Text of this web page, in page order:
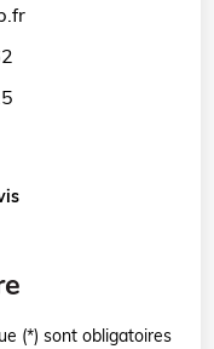
(*) sont obligatoires